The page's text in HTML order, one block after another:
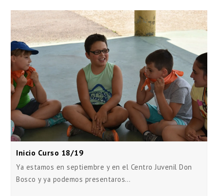
Inicio Curso 18/19
Ya estamos en septiembre y en el Centro Juvenil Don
Bosco y ya podemos presentaros…